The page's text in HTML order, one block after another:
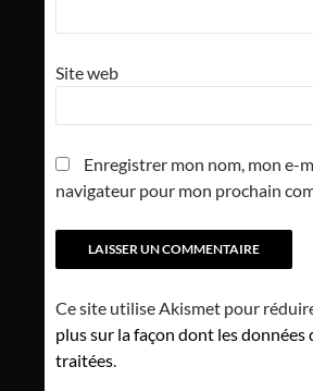
Site web
Enregistrer mon nom, mon e-
navigateur pour mon prochain
Ce site utilise Akismet pour
plus sur la façon dont les
traitées.